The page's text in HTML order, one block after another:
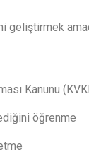
geliştirmek
Kanunu
öğrenme